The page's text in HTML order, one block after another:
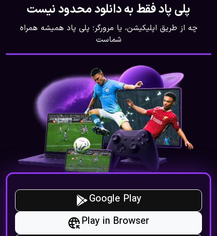
پلی پاد فقط به دانلود محدود نیست
چه از طریق اپلیکیشن، یا مرورگر؛ پلی پاد همیشه همراه
شماست
Google Play
Play in Browser